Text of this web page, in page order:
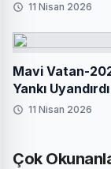
11 Nisan 2026
Mavi Vatan-
Yankı Uyandırdı
11 Nisan 2026
Çok